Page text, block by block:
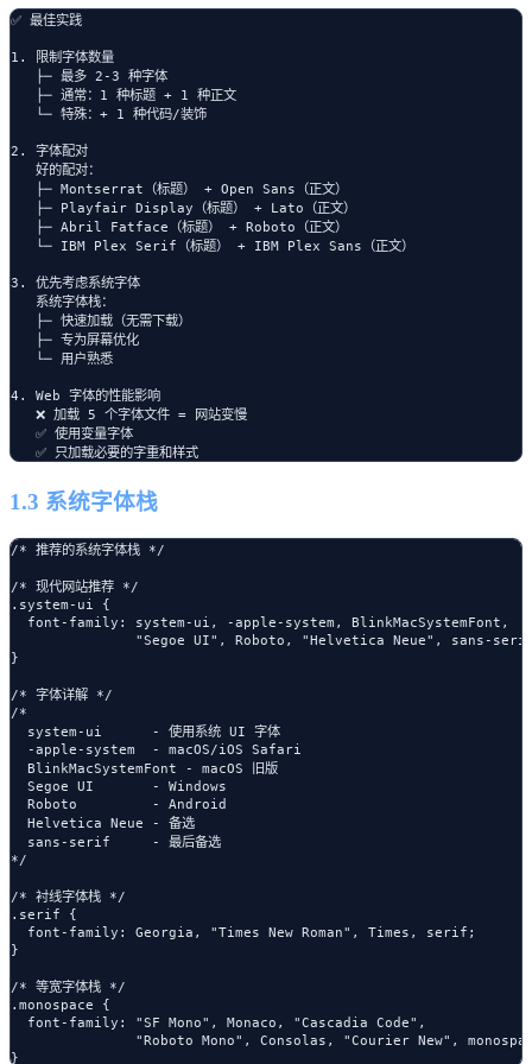
✅ 最佳实践
1. 限制字体数量
   ├─ 最多 2-3 种字体
   ├─ 通常：1 种标题 + 1 种正文
   └─ 特殊：+ 1 种代码/装饰
2. 字体配对
   好的配对：
   ├─ Montserrat（标题） + Open Sans（正文）
   ├─ Playfair Display（标题） + Lato（正文）
   ├─ Abril Fatface（标题） + Roboto（正文）
   └─ IBM Plex Serif（标题） + IBM Plex Sans（正文）
3. 优先考虑系统字体
   系统字体栈：
   ├─ 快速加载（无需下载）
   ├─ 专为屏幕优化
   └─ 用户熟悉
4. Web 字体的性能影响
   ❌ 加载 5 个字体文件 = 网站变慢
   ✅ 使用变量字体
1.3 系统字体栈
/* 推荐的系统字体栈 */
/* 现代网站推荐 */
.system-ui {
  font-family: system-ui, -apple-system, BlinkMacSystemFont,
"Segoe UI", Roboto, "Helvetica Neue", sans-
}
/* 字体详解 */
/*
  system-ui      - 使用系统 UI 字体
  -apple-system  - macOS/iOS Safari
  BlinkMacSystemFont - macOS 旧版
  Segoe UI       - Windows
  Roboto         - Android
  Helvetica Neue - 备选
  sans-serif     - 最后备选
*/
/* 衬线字体栈 */
.serif {
  font-family: Georgia, "Times New Roman", Times, serif;
}
/* 等宽字体栈 */
.monospace {
  font-family: "SF Mono", Monaco, "Cascadia Code",
"Roboto Mono", Consolas, "Courier New",